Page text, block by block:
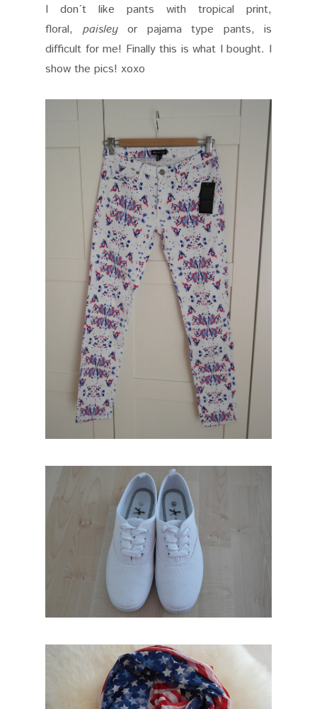
I don´t like pants with tropical print,
floral, paisleyor pajama type pants, is
difficult for me! Finally this is what I bought. I
show the pics! xoxo